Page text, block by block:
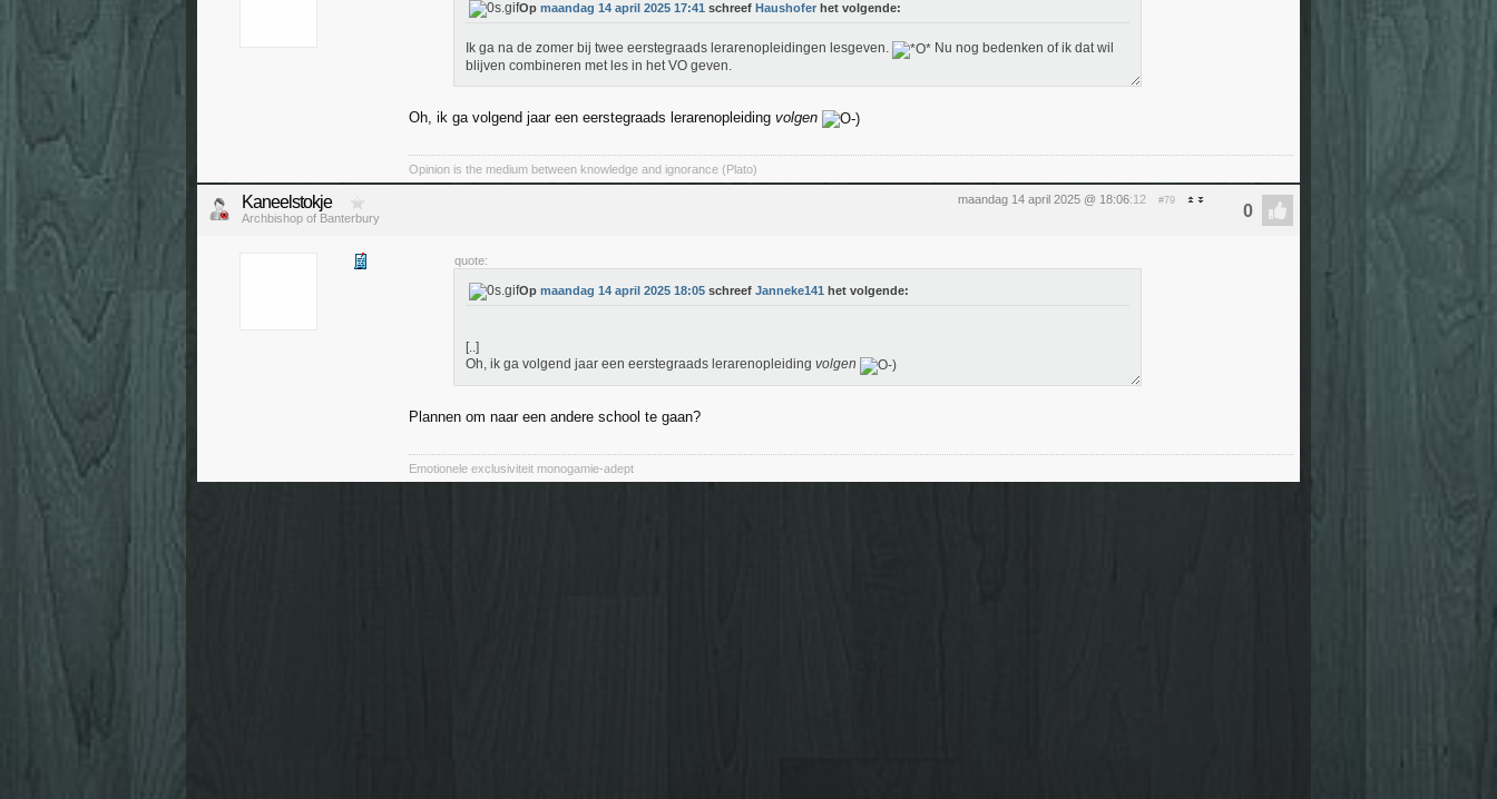
Op maandag 14 april 2025 17:41 schreef Haushofer het volgende:
Ik ga na de zomer bij twee eerstegraads lerarenopleidingen lesgeven.
Nu nog bedenken of ik dat wil
blijven combineren met les in het VO geven.
Oh, ik ga volgend jaar een eerstegraads lerarenopleiding volgen
Opinion is the medium between knowledge and ignorance (Plato)
maandag 14 april 2025 @ 18:06:12 #79
Kaneelstokje
Archbishop of Banterbury
quote:
Op maandag 14 april 2025 18:05 schreef Janneke141 het volgende:
[..]
Oh, ik ga volgend jaar een eerstegraads lerarenopleiding volgen
Plannen om naar een andere school te gaan?
Emotionele exclusiviteit monogamie-adept